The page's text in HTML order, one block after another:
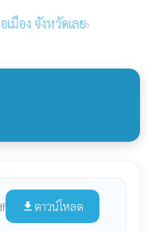
เมือง จังหวัดเลย›
file_download ดาวน์โหลด